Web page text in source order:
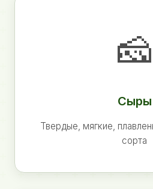
🧀
Сыры
Твердые, мягкие,
сорта